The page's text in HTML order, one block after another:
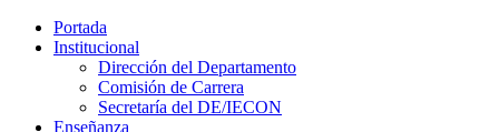
Portada
Institucional
Dirección del Departamento
Comisión de Carrera
Secretaría del DE/IECON
Enseñanza